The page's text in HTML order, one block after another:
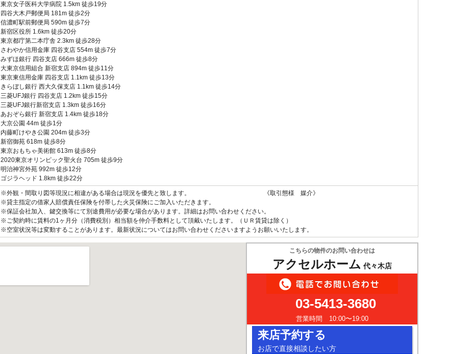
東京女子医科大学病院 1.5km 徒歩19分
四谷大木戸郵便局 181m 徒歩2分
信濃町駅前郵便局 590m 徒歩7分
新宿区役所 1.6km 徒歩20分
東京都庁第二本庁舎 2.3km 徒歩28分
さわやか信用金庫 四谷支店 554m 徒歩7分
みずほ銀行 四谷支店 666m 徒歩8分
大東京信用組合 新宿支店 894m 徒歩11分
東京東信用金庫 四谷支店 1.1km 徒歩13分
きらぼし銀行 西大久保支店 1.1km 徒歩14分
三菱UFJ銀行 四谷支店 1.2km 徒歩15分
三菱UFJ銀行新宿支店 1.3km 徒歩16分
あおぞら銀行 新宿支店 1.4km 徒歩18分
大京公園 44m 徒歩1分
内藤町けやき公園 204m 徒歩3分
新宿御苑 618m 徒歩8分
東京おもちゃ美術館 613m 徒歩8分
2020東京オリンピック聖火台 705m 徒歩9分
明治神宮外苑 992m 徒歩12分
ゴジラヘッド 1.8km 徒歩22分
※外観・間取り図等現況に相違がある場合は現況を優先と致します。 《取引態様 媒介》
※貸主指定の借家人賠償責任保険を付帯した火災保険にご加入いただきます。
※保証会社加入、鍵交換等にて別途費用が必要な場合があります。詳細はお問い合わせください。
※ご契約時に賃料の1ヶ月分（消費税別）相当額を仲介手数料として頂戴いたします。（ＵＲ賃貸は除く）
※空室状況等は変動することがあります。最新状況についてはお問い合わせくださいますようお願いいたします。
こちらの物件のお問い合わせは
アクセルホーム 代々木店
03-5413-3680
営業時間 10:00〜19:00
来店予約する
お店で直接相談したい方